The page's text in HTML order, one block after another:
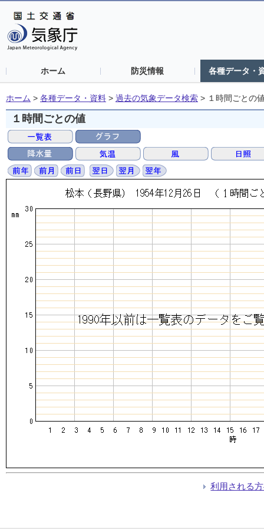
ホーム 防災情報 各種データ・
ホーム > 各種データ・資料 > 過去の気象データ検索 > １時間ごとの
１時間ごとの値
利用される